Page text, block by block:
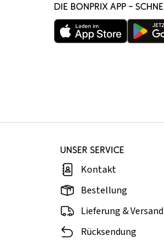
DIE BONPRIX APP –
UNSER SERVICE
Kontakt
Bestellung
Lieferung &
Rücksendung